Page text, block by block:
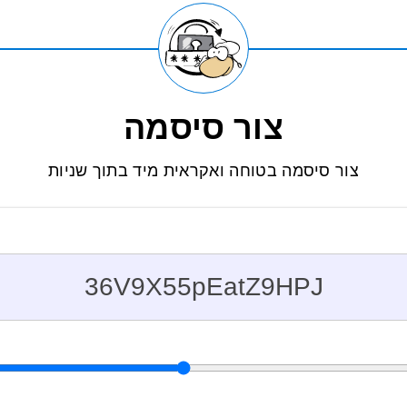
צור סיסמה
צור סיסמה בטוחה ואקראית מיד בתוך שניות